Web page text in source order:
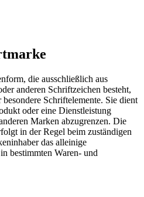
die ausschließlich aus
anderen Schriftzeichen besteht,
Schriftelemente. Sie dient
oder eine Dienstleistung
Marken abzugrenzen. Die
in der Regel beim zuständigen
das alleinige
bestimmten Waren- und